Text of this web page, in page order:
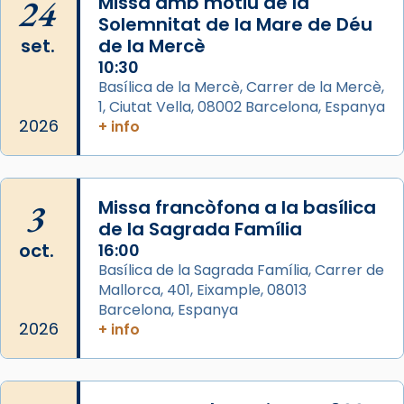
del temple amb les relíquies de les santes.
Des de 1985 hi participa també un grup de
diablesses amb música i ball propis. Festa
gran a Mataró.
«Si vols saber què és calor, ves per les
Share
Arquebisbat de Barcelona
2 weeks ago
Jaume, fill de Zebedeu, és juntament amb el
seu germà Joan i Pere un dels que
acompanyava més de prop Jesús.
24
set.
2026
Solemnitat de la Mare de Déu
de la Mercè
10:30
Basílica de la Mercè, Carrer de la Mercè,
1, Ciutat Vella, 08002 Barcelona, Espanya
+ info
3
oct.
2026
Missa francòfona a la basílica
de la Sagrada Família
16:00
Basílica de la Sagrada Família, Carrer de
Mallorca, 401, Eixample, 08013
Barcelona, Espanya
+ info